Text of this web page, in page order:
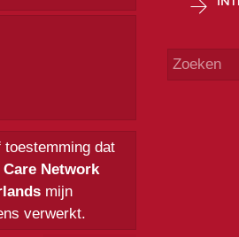
toestemming dat
Network
mijn
verwerkt.